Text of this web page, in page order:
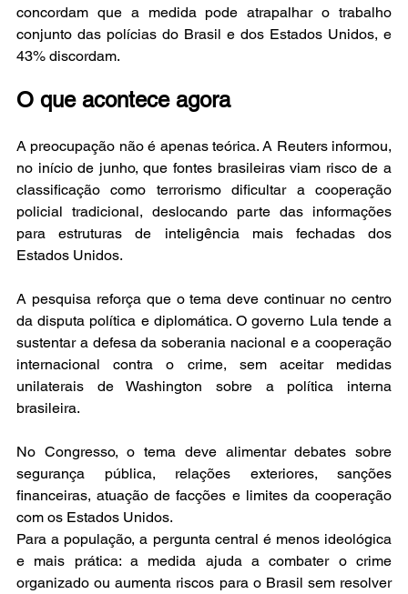
concordam que a medida pode atrapalhar o trabalho
conjunto das polícias do Brasil e dos Estados Unidos, e
43% discordam.
O que acontece agora
A preocupação não é apenas teórica. A Reuters informou,
no início de junho, que fontes brasileiras viam risco de a
classificação como terrorismo dificultar a cooperação
policial tradicional, deslocando parte das informações
para estruturas de inteligência mais fechadas dos
Estados Unidos.
A pesquisa reforça que o tema deve continuar no centro
da disputa política e diplomática. O governo Lula tende a
sustentar a defesa da soberania nacional e a cooperação
internacional contra o crime, sem aceitar medidas
unilaterais de Washington sobre a política interna
brasileira.
No Congresso, o tema deve alimentar debates sobre
segurança pública, relações exteriores, sanções
financeiras, atuação de facções e limites da cooperação
com os Estados Unidos.
Para a população, a pergunta central é menos ideológica
e mais prática: a medida ajuda a combater o crime
organizado ou aumenta riscos para o Brasil sem resolver